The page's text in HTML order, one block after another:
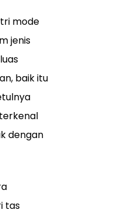
mode
jenis
baik itu
dengan
tas